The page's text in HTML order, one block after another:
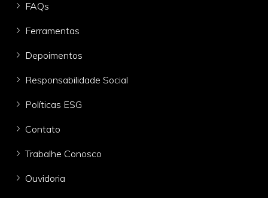
FAQs
Ferramentas
Depoimentos
Responsabilidade Social
Políticas ESG
Contato
Trabalhe Conosco
Ouvidoria